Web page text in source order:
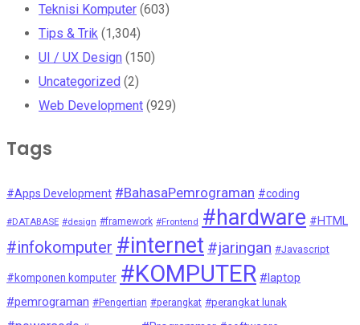
Teknisi Komputer (603)
Tips & Trik (1,304)
UI / UX Design (150)
Uncategorized (2)
Web Development (929)
Tags
#Apps Development #BahasaPemrograman #coding
#DATABASE #design #framework #Frontend #hardware #HTML
#infokomputer #internet #jaringan #Javascript
#komponen komputer #KOMPUTER #laptop
#pemrograman #Pengertian #perangkat #perangkat lunak